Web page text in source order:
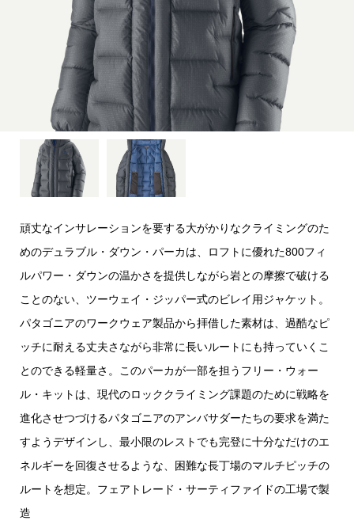
頑丈なインサレーションを要する大がかりなクライミングのた
めのデュラブル・ダウン・パーカは、ロフトに優れた800フィ
ルパワー・ダウンの温かさを提供しながら岩との摩擦で破ける
ことのない、ツーウェイ・ジッパー式のビレイ用ジャケット。
パタゴニアのワークウェア製品から拝借した素材は、過酷なピ
ッチに耐える丈夫さながら非常に長いルートにも持っていくこ
とのできる軽量さ。このパーカが一部を担うフリー・ウォー
ル・キットは、現代のロッククライミング課題のために戦略を
進化させつづけるパタゴニアのアンバサダーたちの要求を満た
すようデザインし、最小限のレストでも完登に十分なだけのエ
ネルギーを回復させるような、困難な長丁場のマルチピッチの
ルートを想定。フェアトレード・サーティファイドの工場で製
造